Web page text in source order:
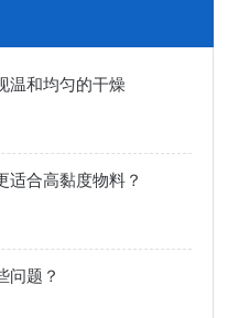
温和均匀的干燥
适合高黏度物料？
问题？